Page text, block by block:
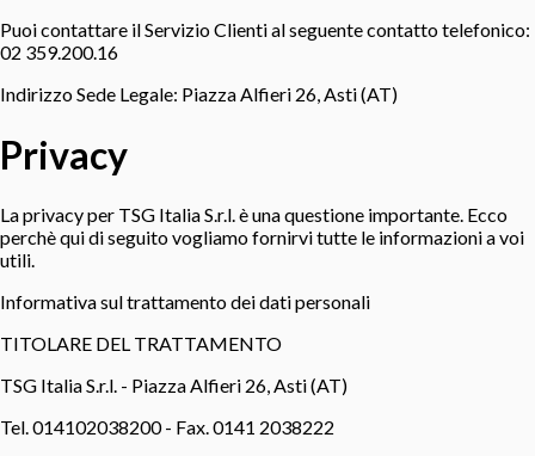
Puoi contattare il Servizio Clienti al seguente contatto telefonico:
02 359.200.16
Indirizzo Sede Legale: Piazza Alfieri 26, Asti (AT)
Privacy
La privacy per TSG Italia S.r.l. è una questione importante. Ecco
perchè qui di seguito vogliamo fornirvi tutte le informazioni a voi
utili.
Informativa sul trattamento dei dati personali
TITOLARE DEL TRATTAMENTO
TSG Italia S.r.l. - Piazza Alfieri 26, Asti (AT)
Tel. 014102038200 - Fax. 0141 2038222